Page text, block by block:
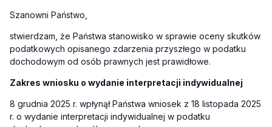
Szanowni Państwo,
stwierdzam, że Państwa stanowisko w sprawie oceny skutków
podatkowych opisanego zdarzenia przyszłego w podatku
dochodowym od osób prawnych jest prawidłowe.
Zakres wniosku o wydanie interpretacji indywidualnej
8 grudnia 2025 r. wpłynął Państwa wniosek z 18 listopada 2025
r. o wydanie interpretacji indywidualnej w podatku